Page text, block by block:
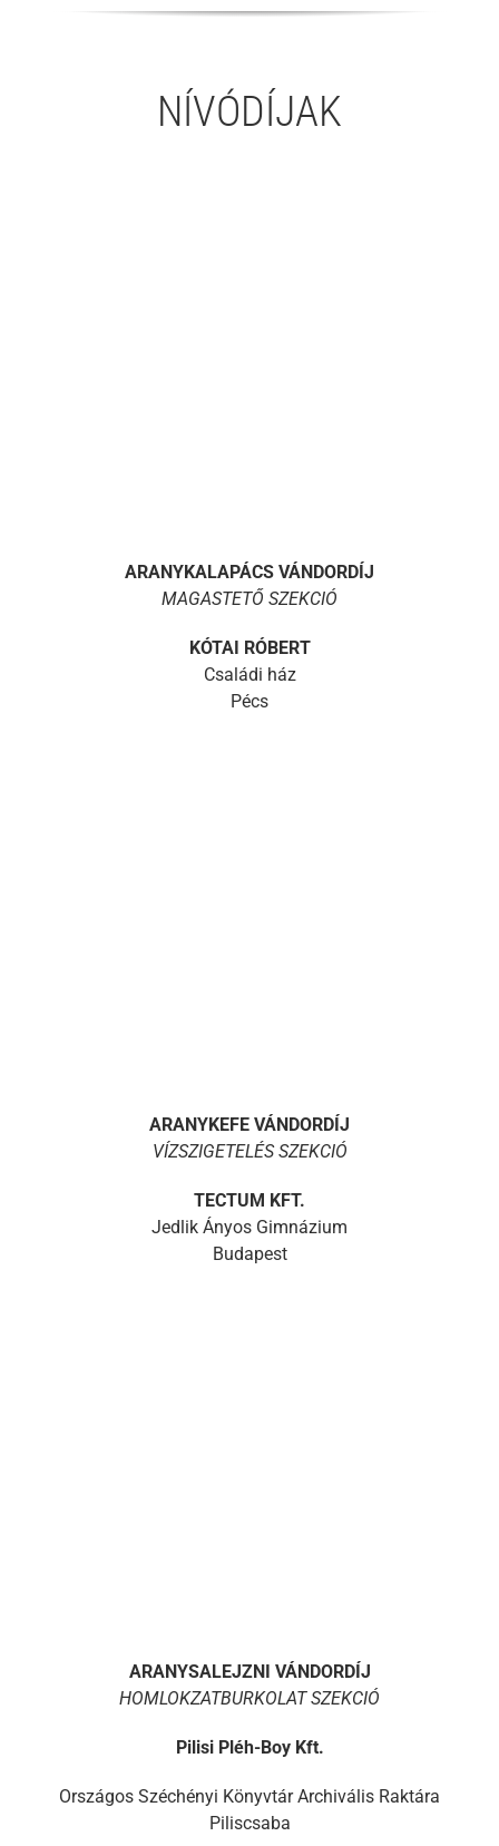
NÍVÓDÍJAK
ARANYKALAPÁCS VÁNDORDÍJ
MAGASTETŐ SZEKCIÓ
KÓTAI RÓBERT
Családi ház
Pécs
ARANYKEFE VÁNDORDÍJ
VÍZSZIGETELÉS SZEKCIÓ
TECTUM KFT.
Jedlik Ányos Gimnázium
Budapest
ARANYSALEJZNI VÁNDORDÍJ
HOMLOKZATBURKOLAT SZEKCIÓ
Pilisi Pléh-Boy Kft.
Országos Széchényi Könyvtár Archivális Raktára
Piliscsaba